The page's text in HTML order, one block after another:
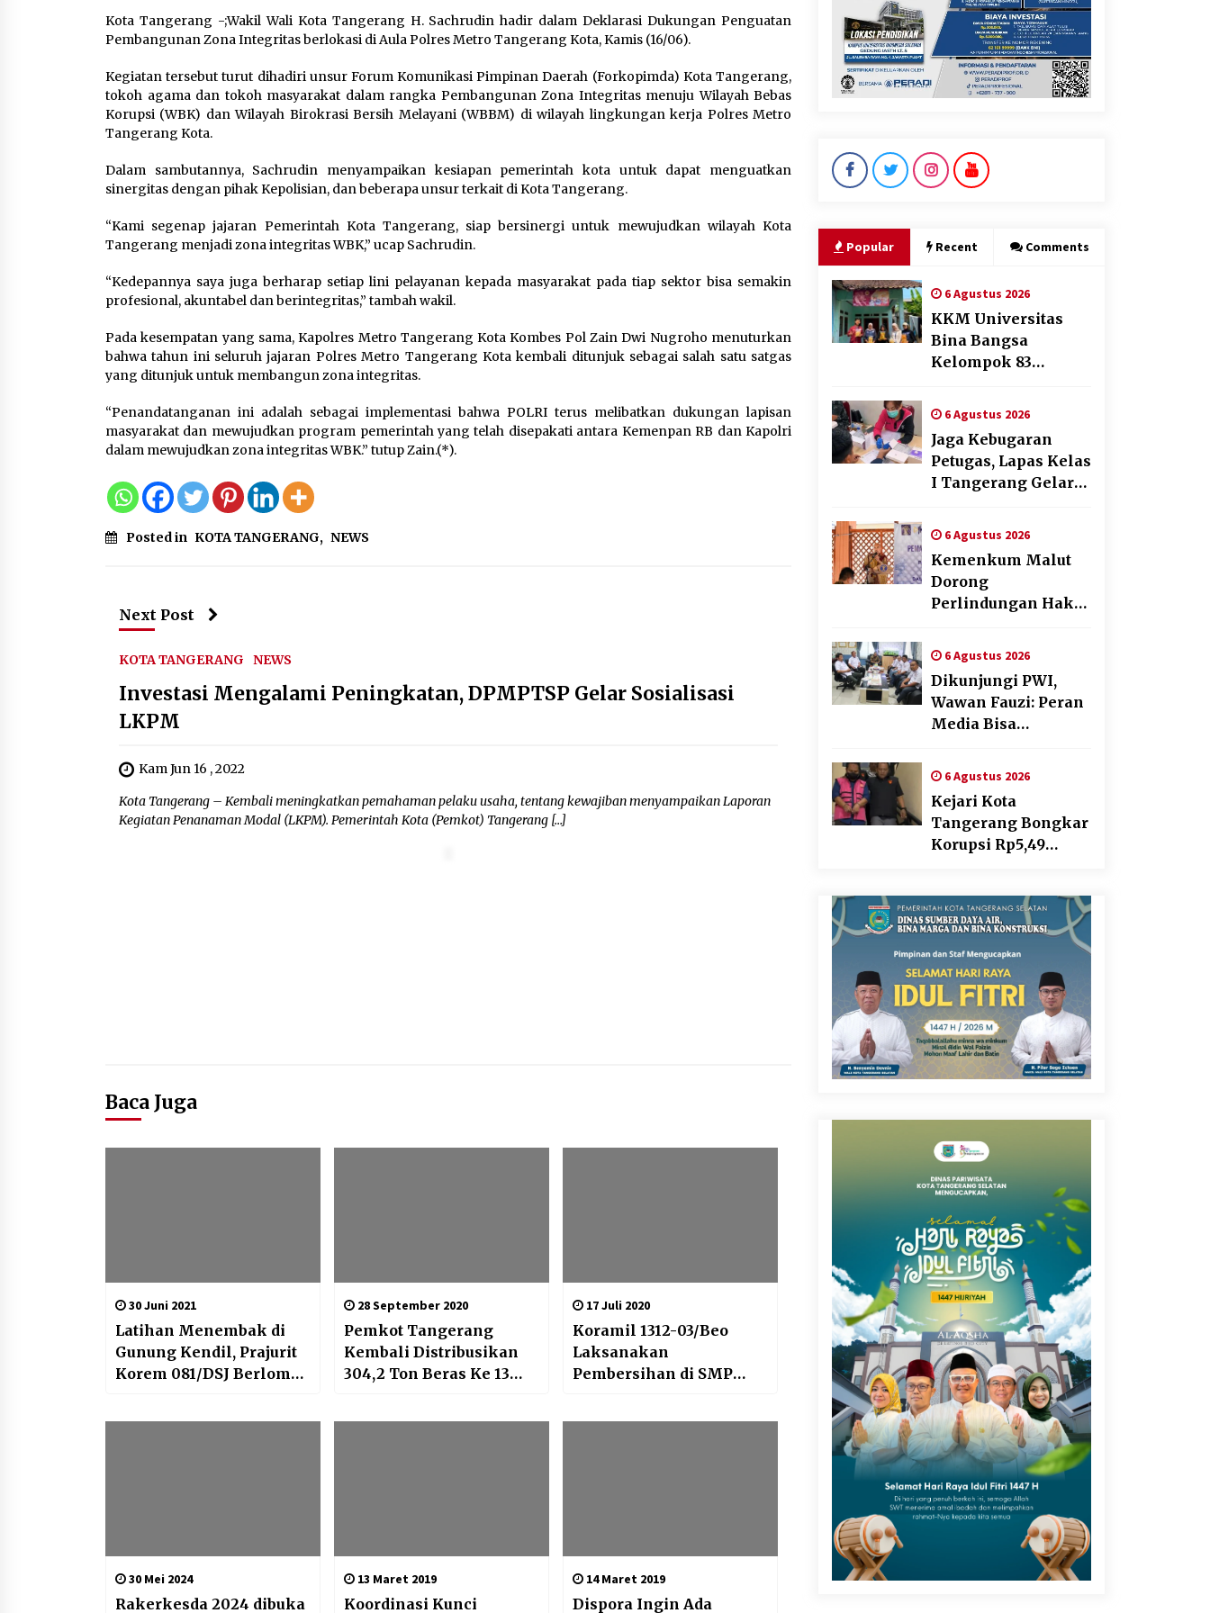
Marak Kecelakaan Kapal,
Keamanan Transportasi Laut
5 Agustus 2026
Di Forum Internasional Majelis
Megawati Soekarnoputri
Tegaskan Kepemimpinan
Perempuan Bukan Dominasi,
5 Agustus 2026
Jokowi Tetap Disambut
Hangat di NTT, Ahmad Ali:
Karya dan Pengabdiannya
Masih Dirasakan Masyarakat
Respons Cepat Aduan Warga,
Wali Kota Serang Bantu Bedah
Rumah Roboh Korban
Bencana, Salurkan Bantuan
Rp30 Juta
5 Agustus 2026
Wali Kota Serang Budi
Rustandi Berikan
Penghargaan kepada
HUT ke-19 Kota Serang
Ancaman Kebakaran Akibat
Fenomena El Niño
5 Agustus 2026
Kota Tangerang -;Wakil Wali Kota Tangerang H. Sachrudin hadir dalam Deklarasi Dukungan Penguatan
Pembangunan Zona Integritas berlokasi di Aula Polres Metro Tangerang Kota, Kamis (16/06).
Kegiatan tersebut turut dihadiri unsur Forum Komunikasi Pimpinan Daerah (Forkopimda) Kota Tangerang,
tokoh agama dan tokoh masyarakat dalam rangka Pembangunan Zona Integritas menuju Wilayah Bebas
Korupsi (WBK) dan Wilayah Birokrasi Bersih Melayani (WBBM) di wilayah lingkungan kerja Polres Metro
Tangerang Kota.
Dalam sambutannya, Sachrudin menyampaikan kesiapan pemerintah kota untuk dapat menguatkan
sinergitas dengan pihak Kepolisian, dan beberapa unsur terkait di Kota Tangerang.
“Kami segenap jajaran Pemerintah Kota Tangerang, siap bersinergi untuk mewujudkan wilayah Kota
Tangerang menjadi zona integritas WBK,” ucap Sachrudin.
“Kedepannya saya juga berharap setiap lini pelayanan kepada masyarakat pada tiap sektor bisa semakin
profesional, akuntabel dan berintegritas,” tambah wakil.
Pada kesempatan yang sama, Kapolres Metro Tangerang Kota Kombes Pol Zain Dwi Nugroho menuturkan
bahwa tahun ini seluruh jajaran Polres Metro Tangerang Kota kembali ditunjuk sebagai salah satu satgas
yang ditunjuk untuk membangun zona integritas.
“Penandatanganan ini adalah sebagai implementasi bahwa POLRI terus melibatkan dukungan lapisan
masyarakat dan mewujudkan program pemerintah yang telah disepakati antara Kemenpan RB dan Kapolri
dalam mewujudkan zona integritas WBK.” tutup Zain.(*).
Posted in KOTA TANGERANG, NEWS
Next Post
KOTA TANGERANG NEWS
Investasi Mengalami Peningkatan, DPMPTSP Gelar Sosialisasi
LKPM
Kam Jun 16 , 2022
Kota Tangerang – Kembali meningkatkan pemahaman pelaku usaha, tentang kewajiban menyampaikan Laporan
Kegiatan Penanaman Modal (LKPM). Pemerintah Kota (Pemkot) Tangerang […]
Baca Juga
30 Juni 2021
Latihan Menembak di
Gunung Kendil, Prajurit
Korem 081/DSJ Berlomba
Terbaik
28 September 2020
Pemkot Tangerang
Kembali Distribusikan
304,2 Ton Beras Ke 13
17 Juli 2020
Koramil 1312-03/Beo
Laksanakan
Pembersihan di SMP
30 Mei 2024
Rakerkesda 2024 dibuka
13 Maret 2019
Koordinasi Kunci
14 Maret 2019
Dispora Ingin Ada
Popular Recent Comments
6 Agustus 2026
KKM Universitas
Bina Bangsa
Kelompok 83
Pendampingan
Pembuatan Spanduk
Sebagai Upaya
Memperkuat
Pemasaran UMKM
6 Agustus 2026
Jaga Kebugaran
Petugas, Lapas Kelas
I Tangerang Gelar
Gratis dan Skrining
TB Lanjutan
6 Agustus 2026
Kemenkum Malut
Dorong
Perlindungan Hak
Digital,
Sosialisasikan
Pencatatan Gratis
dan Penguatan
Royalti
6 Agustus 2026
Dikunjungi PWI,
Wawan Fauzi: Peran
Media Bisa
hingga Fatal
6 Agustus 2026
Kejari Kota
Tangerang Bongkar
Korupsi Rp5,49
VP Angkasa Pura
Kargo Ditahan